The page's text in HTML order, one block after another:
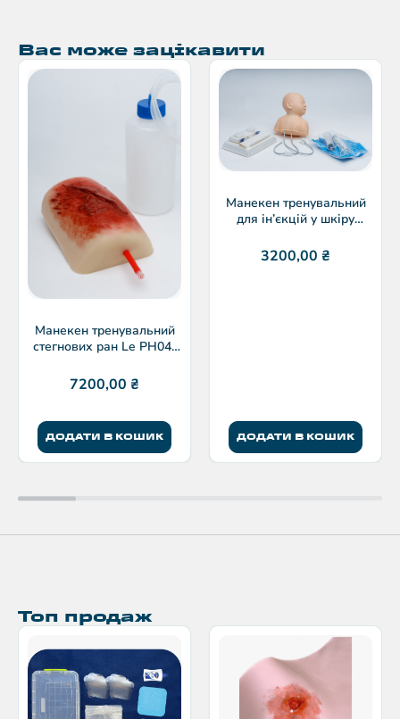
Вас може зацікавити
Манекен тренувальний
стегнових ран Le PH04-
7200,00 ₴
ДОДАТИ В КОШИК
Манекен тренувальний
для ін’єкцій у шкіру
006A
3200,00 ₴
ДОДАТИ В КОШИК
Топ продаж